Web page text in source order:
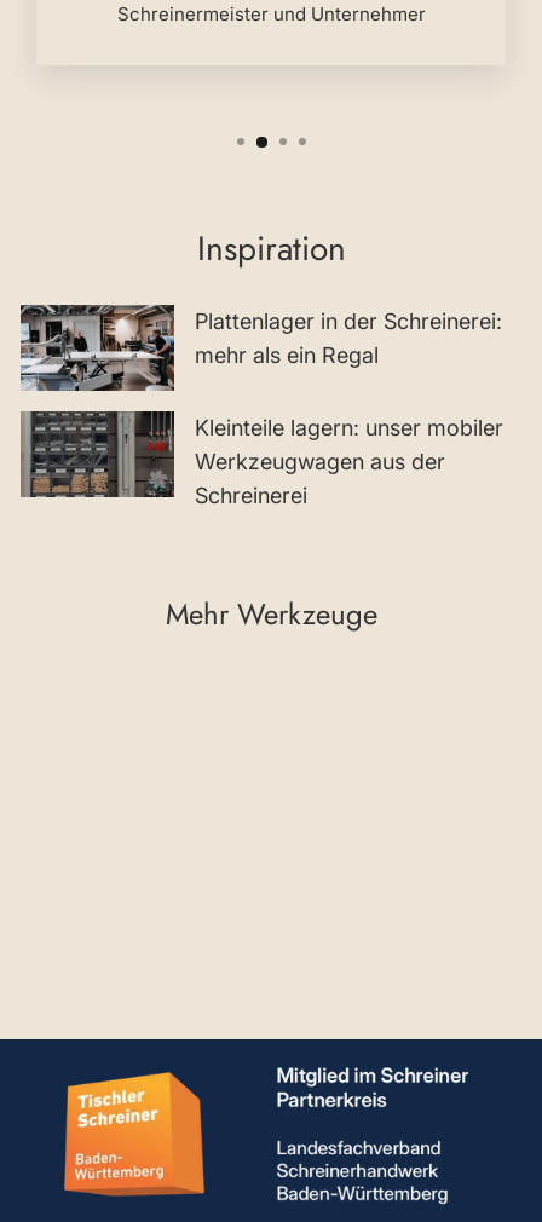
Schreinermeister und Unternehmer
Inspiration
Plattenlager in der Schreinerei:
mehr als ein Regal
Kleinteile lagern: unser mobiler
Werkzeugwagen aus der
Schreinerei
Mehr Werkzeuge